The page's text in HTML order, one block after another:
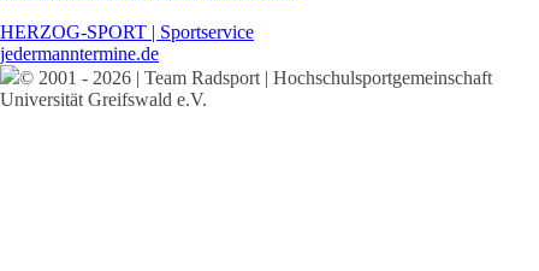
HERZOG-SPORT | Sportservice
jedermanntermine.de
© 2001 - 2026 | Team Radsport | Hochschulsportgemeinschaft
Universität Greifswald e.V.